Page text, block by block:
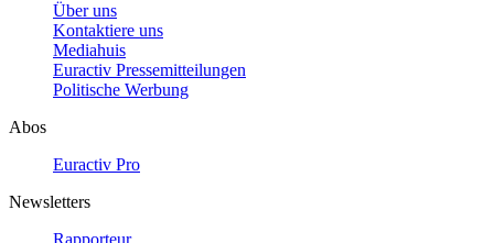
Über uns
Kontaktiere uns
Mediahuis
Euractiv Pressemitteilungen
Politische Werbung
Abos
Euractiv Pro
Newsletters